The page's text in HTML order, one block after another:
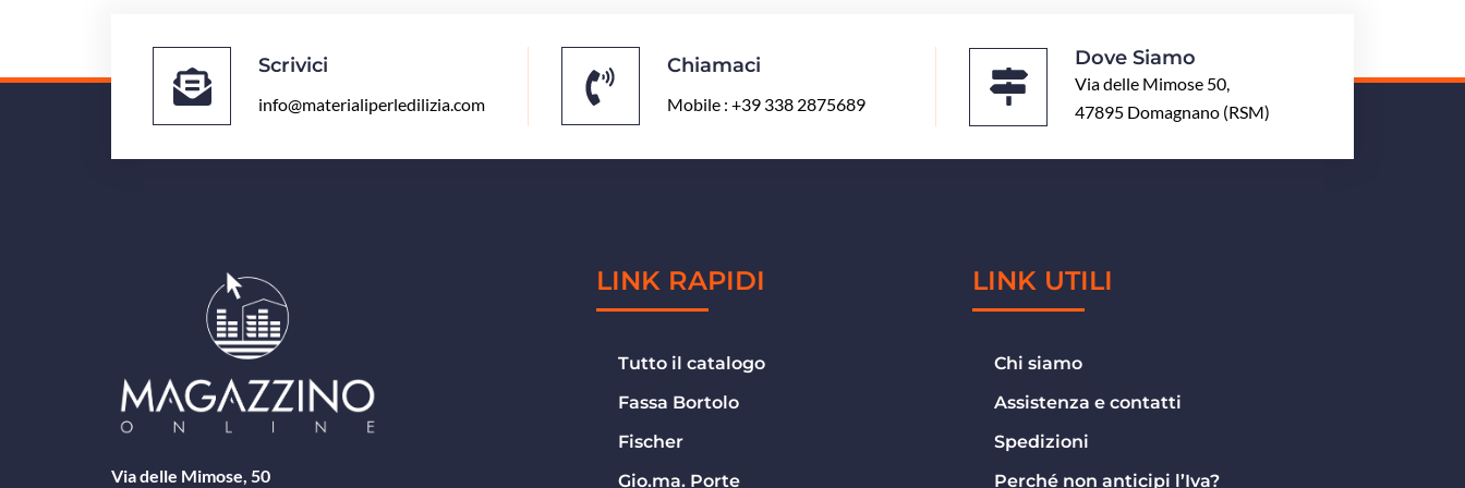
Scrivici
info@materialiperledilizia.com
Chiamaci
Mobile : +39 338 2875689
Dove Siamo
Via delle Mimose 50,
47895 Domagnano (RSM)
Via delle Mimose, 50
LINK RAPIDI
Tutto il catalogo
Fassa Bortolo
Fischer
Gio.ma. Porte
LINK UTILI
Chi siamo
Assistenza e contatti
Spedizioni
Perché non anticipi l’Iva?